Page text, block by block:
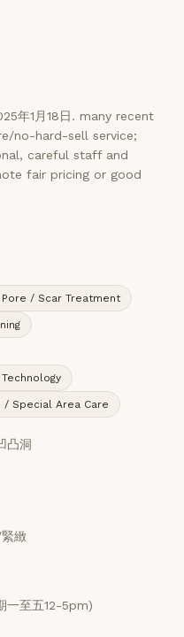
年1月18日. many recent
no-hard-sell service;
careful staff and
fair pricing or good
/ Scar Treatment
/ Special Area Care
凸洞
緻
一至五12-5pm)